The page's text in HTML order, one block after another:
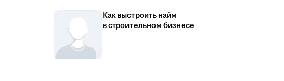
Как выстроить найм
в строительном бизнесе